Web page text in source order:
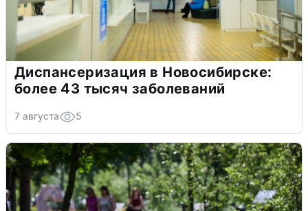
Диспансеризация в Новосибирске:
более 43 тысяч заболеваний
7 августа 5